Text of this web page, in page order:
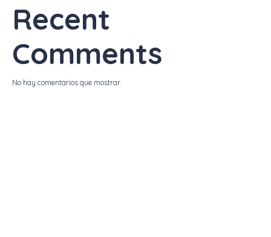
Recent
Comments
No hay comentarios que mostrar.